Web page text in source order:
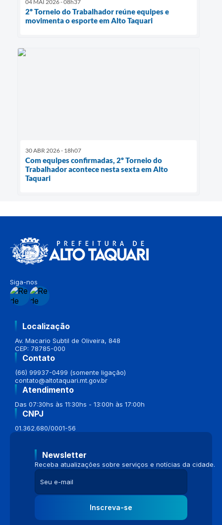
04 MAI 2026 - 08h37
2º Torneio do Trabalhador reúne equipes e
movimenta o esporte em Alto Taquari
30 ABR 2026 - 18h07
Com equipes confirmadas, 2º Torneio do
Trabalhador acontece nesta sexta em Alto
Taquari
Siga-nos
Localização
Av. Macario Subtil de Oliveira, 848
CEP: 78785-000
Contato
(66) 99937-0499 (somente ligação)
contato@altotaquari.mt.gov.br
Atendimento
Das 07:30hs às 11:30hs - 13:00h às 17:00h
CNPJ
01.362.680/0001-56
Newsletter
Receba atualizações sobre serviços e notícias da cidade.
Inscreva-se